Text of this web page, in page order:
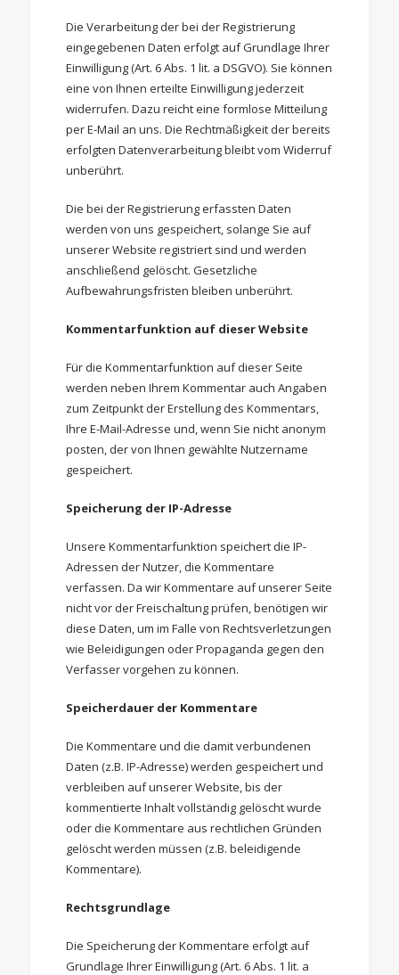
Die Verarbeitung der bei der Registrierung
eingegebenen Daten erfolgt auf Grundlage Ihrer
Einwilligung (Art. 6 Abs. 1 lit. a DSGVO). Sie können
eine von Ihnen erteilte Einwilligung jederzeit
widerrufen. Dazu reicht eine formlose Mitteilung
per E-Mail an uns. Die Rechtmäßigkeit der bereits
erfolgten Datenverarbeitung bleibt vom Widerruf
unberührt.
Die bei der Registrierung erfassten Daten
werden von uns gespeichert, solange Sie auf
unserer Website registriert sind und werden
anschließend gelöscht. Gesetzliche
Aufbewahrungsfristen bleiben unberührt.
Kommentarfunktion auf dieser Website
Für die Kommentarfunktion auf dieser Seite
werden neben Ihrem Kommentar auch Angaben
zum Zeitpunkt der Erstellung des Kommentars,
Ihre E-Mail-Adresse und, wenn Sie nicht anonym
posten, der von Ihnen gewählte Nutzername
gespeichert.
Speicherung der IP-Adresse
Unsere Kommentarfunktion speichert die IP-
Adressen der Nutzer, die Kommentare
verfassen. Da wir Kommentare auf unserer Seite
nicht vor der Freischaltung prüfen, benötigen wir
diese Daten, um im Falle von Rechtsverletzungen
wie Beleidigungen oder Propaganda gegen den
Verfasser vorgehen zu können.
Speicherdauer der Kommentare
Die Kommentare und die damit verbundenen
Daten (z.B. IP-Adresse) werden gespeichert und
verbleiben auf unserer Website, bis der
kommentierte Inhalt vollständig gelöscht wurde
oder die Kommentare aus rechtlichen Gründen
gelöscht werden müssen (z.B. beleidigende
Kommentare).
Rechtsgrundlage
Die Speicherung der Kommentare erfolgt auf
Grundlage Ihrer Einwilligung (Art. 6 Abs. 1 lit. a